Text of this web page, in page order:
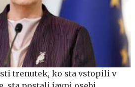
trenutek, ko sta vstopili v